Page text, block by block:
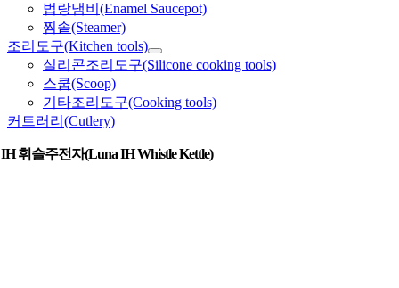
법랑냄비(Enamel Saucepot)
찜솥(Steamer)
조리도구(Kitchen tools)
실리콘조리도구(Silicone cooking tools)
스쿱(Scoop)
기타조리도구(Cooking tools)
커트러리(Cutlery)
휘슬주전자(Luna IH Whistle Kettle)